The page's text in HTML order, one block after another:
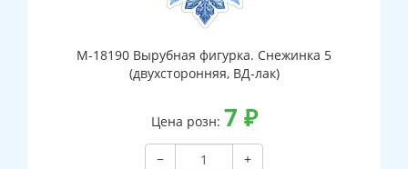
М-18190 Вырубная фигурка. Снежинка 5
(двухсторонняя, ВД-лак)
Цена розн: 7 ₽
−
+